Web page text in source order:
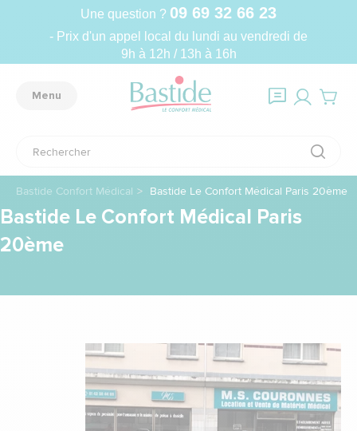
Une question ? 09 69 32 66 23
- Prix d'un appel local du lundi au vendredi de
9h à 12h / 13h à 16h
Menu
Bastide Confort Médical Bastide Le Confort Médical Paris 20ème
Bastide Le Confort Médical Paris
20ème